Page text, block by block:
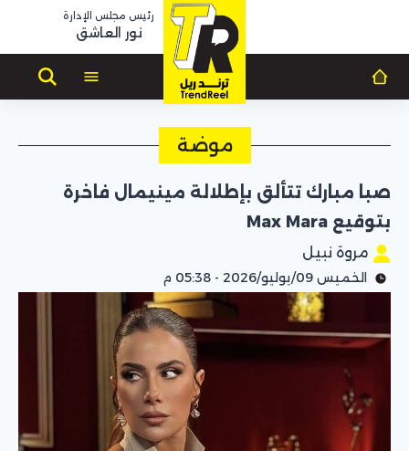
رئيس مجلس الإدارة
نور العاشق
موضة
صبا مبارك تتألق بإطلالة مينيمال فاخرة
بتوقيع Max Mara
مروة نبيل
الخميس 09/يوليو/2026 - 05:38 م